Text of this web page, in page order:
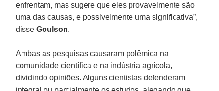
enfrentam, mas sugere que eles provavelmente são
uma das causas, e possivelmente uma significativa”,
disseGoulson.
Ambas as pesquisas causaram polêmica na
comunidade científica e na indústria agrícola,
dividindo opiniões. Alguns cientistas defenderam